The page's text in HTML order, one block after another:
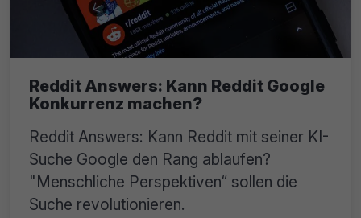
Reddit Answers: Kann Reddit Google
Konkurrenz machen?
Reddit Answers: Kann Reddit mit seiner KI-
Suche Google den Rang ablaufen?
"Menschliche Perspektiven“ sollen die
Suche revolutionieren.